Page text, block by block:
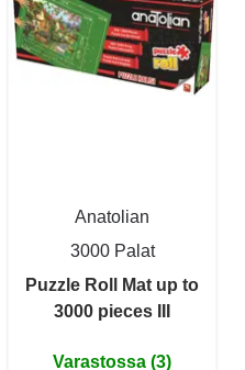
Anatolian
3000 Palat
Puzzle Roll Mat up to
3000 pieces III
Varastossa (3)